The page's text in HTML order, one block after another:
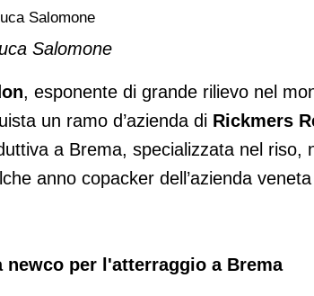
acquista la divisione
Salomone
Salomone
, esponente di grande rilievo nel
un ramo d’azienda di Rickmers
a Brema, specializzata nel riso,
anno copacker dell’azienda
newco per l'atterraggio a Brema